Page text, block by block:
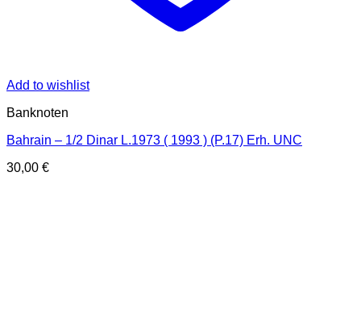
Add to wishlist
Banknoten
Bahrain – 1/2 Dinar L.1973 ( 1993 ) (P.17) Erh. UNC
30,00 €